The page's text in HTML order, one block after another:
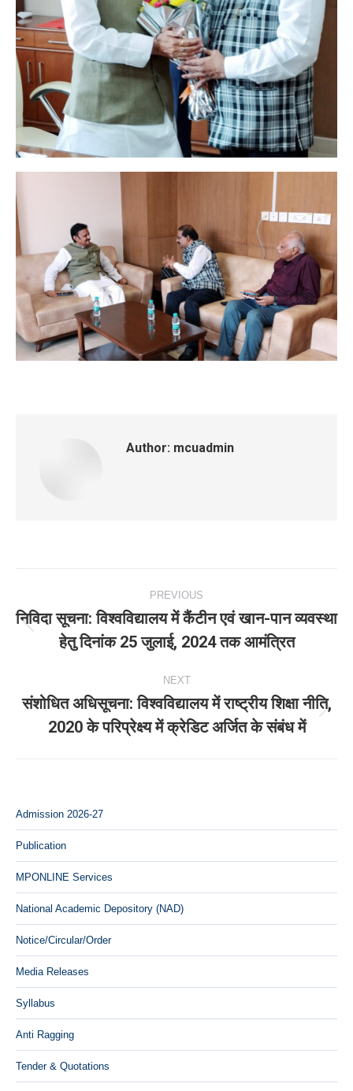
Author: mcuadmin
navigation
PREVIOUS
post:
निविदा सूचना: विश्‍वविद्यालय में कैंटीन एवं खान-पान व्‍यवस्‍था
हेतु दिनांक 25 जुलाई, 2024 तक आमंत्रित
NEXT
Next
post:
संशोधित अधिसूचना: विश्‍वविद्यालय में राष्‍ट्रीय शिक्षा नीति,
2020 के परिप्रेक्ष्‍य में क्रेडिट अर्जित के संबंध में
Admission 2026-27
Publication
MPONLINE Services
National Academic Depository (NAD)
Notice/Circular/Order
Media Releases
Syllabus
Anti Ragging
Tender & Quotations